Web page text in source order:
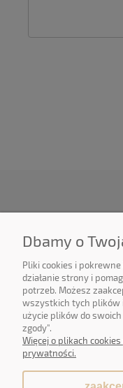
POMOC
MOJE KONTO
Dbamy o
Pliki cookies i
działanie strony i
potrzeb. Możesz
wszystkich tych plików
użycie plików do
zgody".
Więcej o plikach
prywatności.